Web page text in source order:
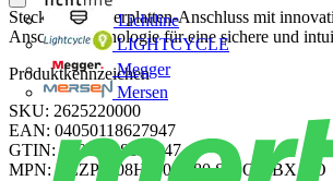
Lichtline
LIGHTCYCLE
Megger
Mersen
Steckbarer Leiterplatten-Anschluss mit
Anschlusstechnologie für eine sichere und
Produktkennzeichen
SKU: 2625220000
EAN: 04050118627947
GTIN: 04050118627947
MPN: BLZP 5.08HC/05/180 SN OR BX CO